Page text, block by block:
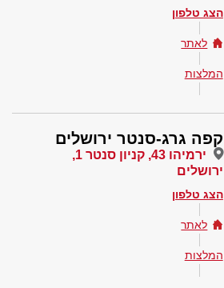
הצג טלפון
לאתר
המלצות
קפה גרג-סנטר ירושלים
ירמיהו 43, קניון סנטר 1,
ירושלים
הצג טלפון
לאתר
המלצות